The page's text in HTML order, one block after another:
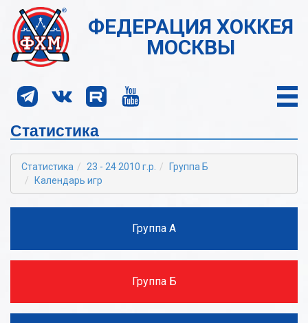
ФЕДЕРАЦИЯ ХОККЕЯ
МОСКВЫ
Статистика
Статистика 23 - 24 2010 г.р.
Группа Б
Календарь игр
Группа А
Группа Б